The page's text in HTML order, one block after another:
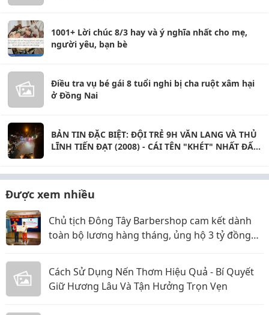
1001+ Lời chúc 8/3 hay và ý nghĩa nhất cho mẹ,
người yêu, bạn bè
Điều tra vụ bé gái 8 tuổi nghi bị cha ruột xâm hại
ở Đồng Nai
BẢN TIN ĐẶC BIỆT: ĐỘI TRẺ 9H VĂN LANG VÀ THỦ
LĨNH TIẾN ĐẠT (2008) - CÁI TÊN "KHÉT" NHẤT ĐẤT
Được xem nhiều
Chủ tịch Đông Tây Barbershop cam kết dành
toàn bộ lương hàng tháng, ủng hộ 3 tỷ đồng
Cách Sử Dụng Nến Thơm Hiệu Quả - Bí Quyết
Giữ Hương Lâu Và Tận Hưởng Trọn Vẹn